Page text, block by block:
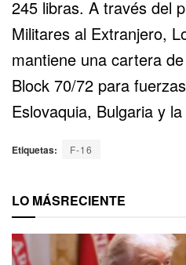
245 libras. A través del
Militares al Extranjero,
mantiene una cartera
Block 70/72 para
Eslovaquia, Bulgaria y
Etiquetas: F-16
LO MÁSRECIENTE